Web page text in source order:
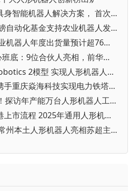
▪ 瑞萨电子将携多款具身智能机器人解决方案， 首次亮相2026中国具身智能机器人产业大会
▪ 英国斥资2000万英镑自动化基金支持农业机器人发展
▪ 到2030年，全球工业机器人年度出货量预计超76万台
▪ 智元IPO前首曝核心班底：9位合伙人亮相，前华为谷歌腾讯高管集结
▪ 谷歌发布Gemini Robotics 2模型 实现人形机器人全身智能控制突破
▪ 行业新突破！新松携手重庆焱海科技实现电力铁塔塔脚等级焊缝智能焊接
▪ 每30分钟下线一台！探访年产能万台人形机器人工厂
▪ 智元创新已启动赴港上市流程 2025年通用人形机器人出货量超5100台
▪ 科技赋能绿茵赛场 常州本土人形机器人亮相苏超主场